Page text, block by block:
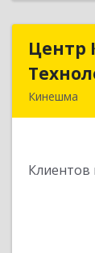
Центр
Кинешма
Клиентов